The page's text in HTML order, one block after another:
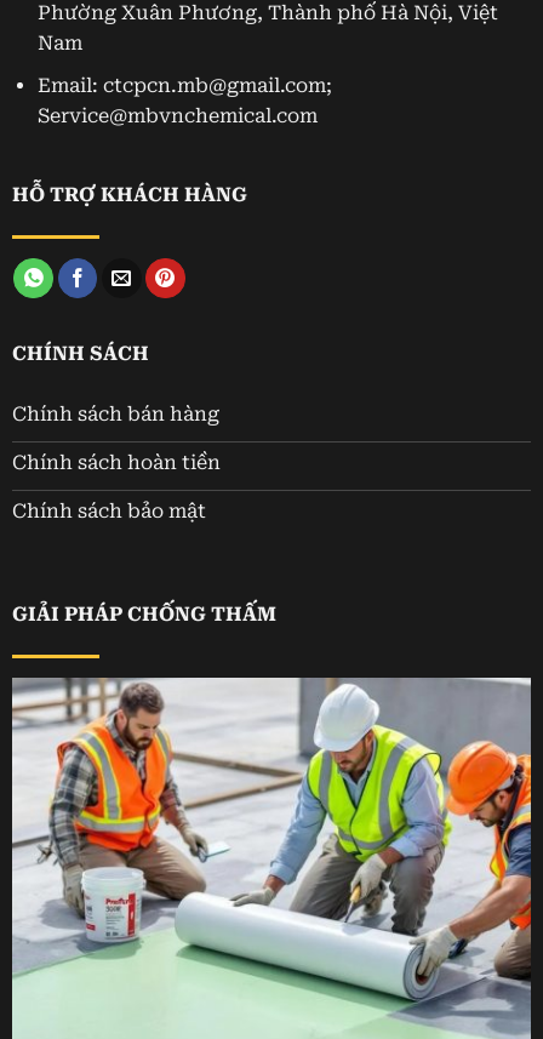
Phường Xuân Phương, Thành phố Hà Nội, Việt
Nam
Email: ctcpcn.mb@gmail.com;
Service@mbvnchemical.com
HỖ TRỢ KHÁCH HÀNG
CHÍNH SÁCH
Chính sách bán hàng
Chính sách hoàn tiền
Chính sách bảo mật
GIẢI PHÁP CHỐNG THẤM